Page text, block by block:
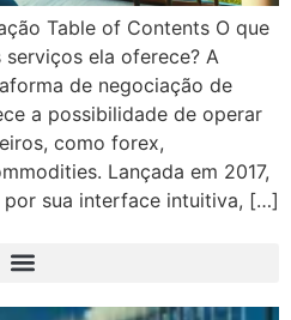
Table of Contents O que
ela oferece? A
de negociação de
a possibilidade de operar
como forex,
Lançada em 2017,
sua interface intuitiva, […]